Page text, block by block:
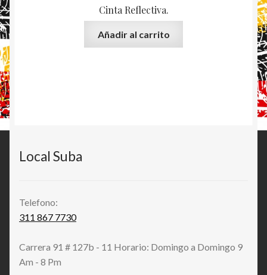
Cinta Reflectiva.
Añadir al carrito
Local Suba
Telefono:
311 867 7730
Carrera 91 # 127b - 11 Horario: Domingo a Domingo 9
Am - 8 Pm